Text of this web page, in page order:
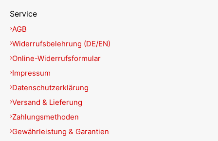
Service
AGB
Widerrufsbelehrung (DE/EN)
Online-Widerrufsformular
Impressum
Datenschutzerklärung
Versand & Lieferung
Zahlungsmethoden
Gewährleistung & Garantien